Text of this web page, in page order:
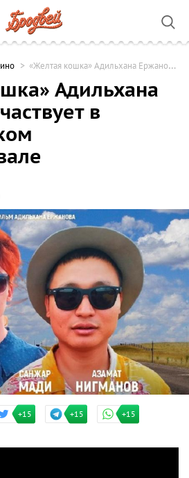
«Желтая кошка» Адильхана Ержанова участвует в Венецианском кинофестивале
Адильхана
в
+15 +15 +15